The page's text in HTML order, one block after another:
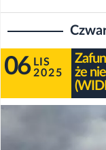
06 LIS
2025
że